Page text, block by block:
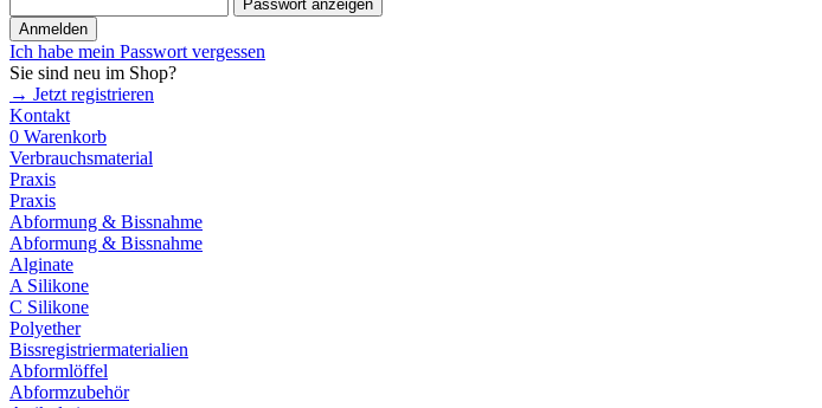
Passwort anzeigen
Anmelden
Ich habe mein Passwort vergessen
Sie sind neu im Shop?
→ Jetzt registrieren
Kontakt
0 Warenkorb
Verbrauchsmaterial
Praxis
Praxis
Abformung & Bissnahme
Abformung & Bissnahme
Alginate
A Silikone
C Silikone
Polyether
Bissregistriermaterialien
Abformlöffel
Abformzubehör